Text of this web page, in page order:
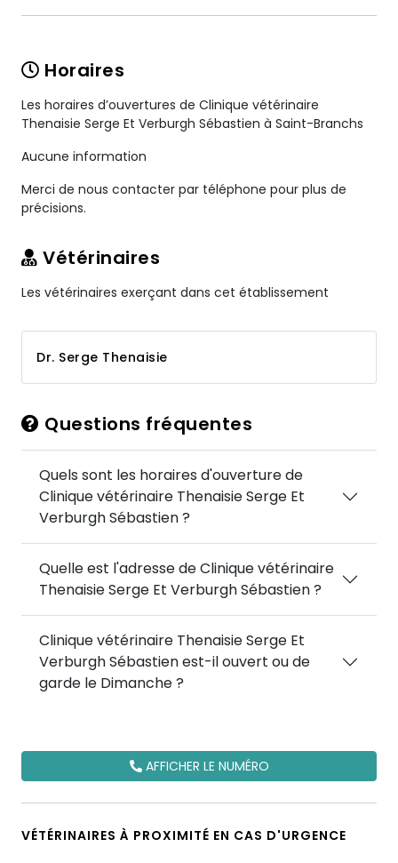
Horaires
Les horaires d’ouvertures de Clinique vétérinaire
Thenaisie Serge Et Verburgh Sébastien à Saint-Branchs
Aucune information
Merci de nous contacter par téléphone pour plus de
précisions.
Vétérinaires
Les vétérinaires exerçant dans cet établissement
Dr. Serge Thenaisie
Questions fréquentes
Quels sont les horaires d'ouverture de
Clinique vétérinaire Thenaisie Serge Et
Verburgh Sébastien ?
Quelle est l'adresse de Clinique vétérinaire
Thenaisie Serge Et Verburgh Sébastien ?
Clinique vétérinaire Thenaisie Serge Et
Verburgh Sébastien est-il ouvert ou de
garde le Dimanche ?
AFFICHER LE NUMÉRO
VÉTÉRINAIRES À PROXIMITÉ EN CAS D'URGENCE